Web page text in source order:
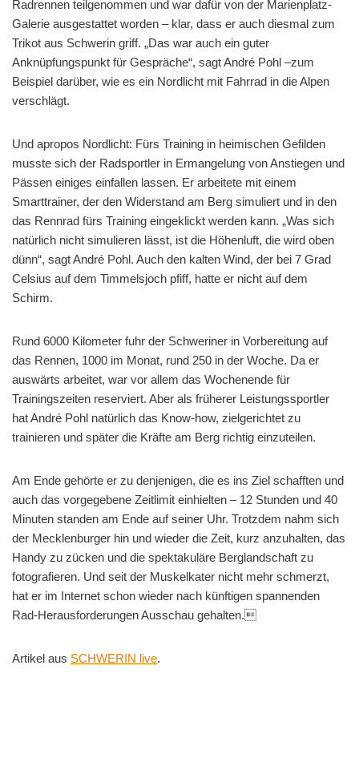
Radrennen teilgenommen und war dafür von der Marienplatz-
Galerie ausgestattet worden – klar, dass er auch diesmal zum
Trikot aus Schwerin griff. „Das war auch ein guter
Anknüpfungspunkt für Gespräche“, sagt André Pohl –zum
Beispiel darüber, wie es ein Nordlicht mit Fahrrad in die Alpen
verschlägt.
Und apropos Nordlicht: Fürs Training in heimischen Gefilden
musste sich der Radsportler in Ermangelung von Anstiegen und
Pässen einiges einfallen lassen. Er arbeitete mit einem
Smarttrainer, der den Widerstand am Berg simuliert und in den
das Rennrad fürs Training eingeklickt werden kann. „Was sich
natürlich nicht simulieren lässt, ist die Höhenluft, die wird oben
dünn“, sagt André Pohl. Auch den kalten Wind, der bei 7 Grad
Celsius auf dem Timmelsjoch pfiff, hatte er nicht auf dem
Schirm.
Rund 6000 Kilometer fuhr der Schweriner in Vorbereitung auf
das Rennen, 1000 im Monat, rund 250 in der Woche. Da er
auswärts arbeitet, war vor allem das Wochenende für
Trainingszeiten reserviert. Aber als früherer Leistungssportler
hat André Pohl natürlich das Know-how, zielgerichtet zu
trainieren und später die Kräfte am Berg richtig einzuteilen.
Am Ende gehörte er zu denjenigen, die es ins Ziel schafften und
auch das vorgegebene Zeitlimit einhielten – 12 Stunden und 40
Minuten standen am Ende auf seiner Uhr. Trotzdem nahm sich
der Mecklenburger hin und wieder die Zeit, kurz anzuhalten, das
Handy zu zücken und die spektakuläre Berglandschaft zu
fotografieren. Und seit der Muskelkater nicht mehr schmerzt,
hat er im Internet schon wieder nach künftigen spannenden
Rad-Herausforderungen Ausschau gehalten.
Artikel aus SCHWERIN live.